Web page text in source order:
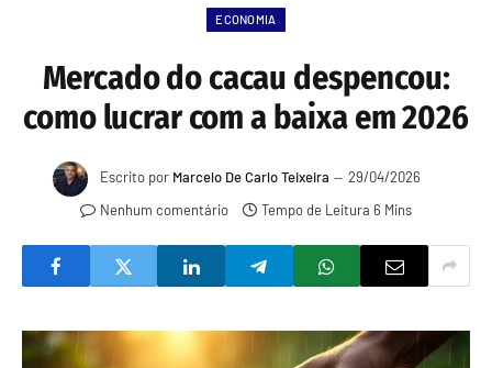
ECONOMIA
Mercado do cacau despencou:
como lucrar com a baixa em 2026
Escrito por Marcelo De Carlo Teixeira
29/04/2026
Nenhum comentário
Tempo de Leitura 6 Mins